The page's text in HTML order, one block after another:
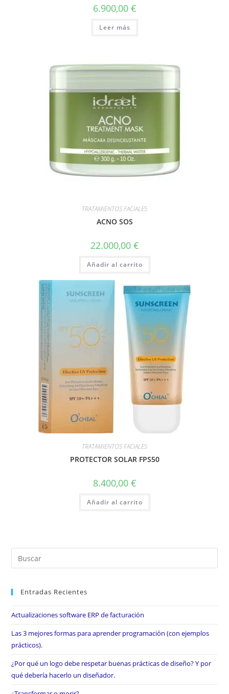
6.900,00 €
Leer más
TRATAMIENTOS FACIALES
ACNO SOS
22.000,00 €
Añadir al carrito
TRATAMIENTOS FACIALES
PROTECTOR SOLAR FPS50
8.400,00 €
Añadir al carrito
Entradas Recientes
Actualizaciones software ERP de facturación
Las 3 mejores formas para aprender programación (con ejemplos
prácticos).
¿Por qué un logo debe respetar buenas prácticas de diseño? Y por
qué debería hacerlo un diseñador.